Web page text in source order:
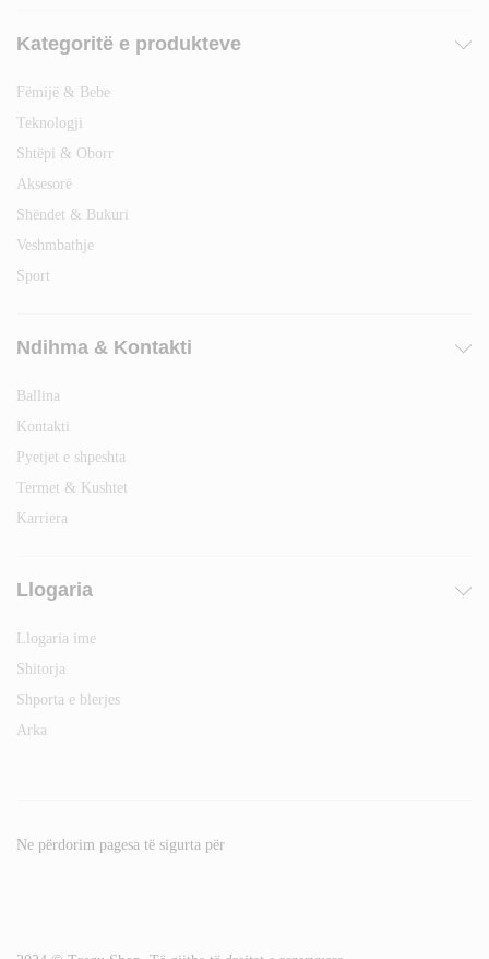
Kategoritë e produkteve
Fëmijë & Bebe
Teknologji
Shtëpi & Oborr
Aksesorë
Shëndet & Bukuri
Veshmbathje
Sport
Ndihma & Kontakti
Ballina
Kontakti
Pyetjet e shpeshta
Termet & Kushtet
Karriera
Llogaria
Llogaria ime
Shitorja
Shporta e blerjes
Arka
Ne përdorim pagesa të sigurta për